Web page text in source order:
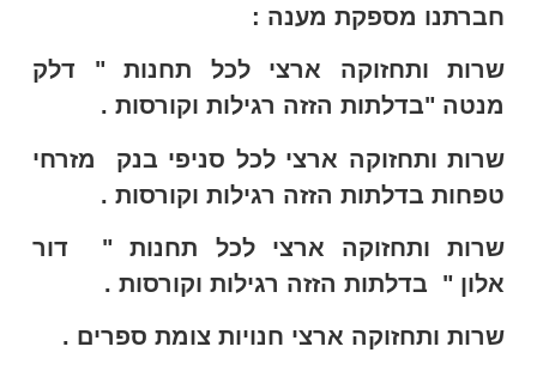
חברתנו מספקת מענה :
שרות ותחזוקה ארצי לכל תחנות " דלק
מנטה "בדלתות הזזה רגילות וקורסות .
שרות ותחזוקה ארצי לכל סניפי בנק מזרחי
טפחות בדלתות הזזה רגילות וקורסות.
שרות ותחזוקה ארצי לכל תחנות " דור
אלון " בדלתות הזזה רגילות וקורסות.
שרות ותחזוקה ארצי חנויות צומת ספרים .